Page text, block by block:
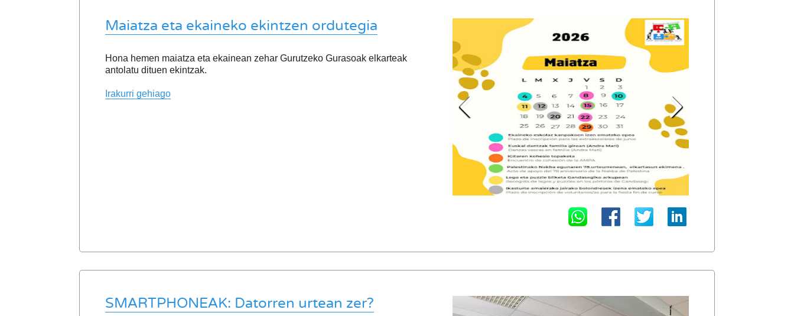
Maiatza eta ekaineko ekintzen ordutegia
Hona hemen maiatza eta ekainean zehar Gurutzeko Gurasoak elkarteak
antolatu dituen ekintzak.
Irakurri gehiago
SMARTPHONEAK: Datorren urtean zer?